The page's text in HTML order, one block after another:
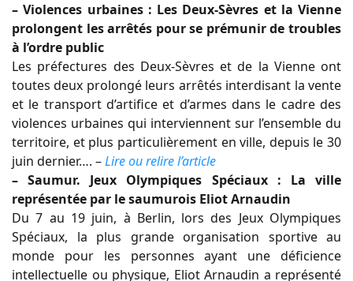
– Violences urbaines : Les Deux-Sèvres et la Vienne
prolongent les arrêtés pour se prémunir de troubles
à l’ordre public
Les préfectures des Deux-Sèvres et de la Vienne ont
toutes deux prolongé leurs arrêtés interdisant la vente
et le transport d’artifice et d’armes dans le cadre des
violences urbaines qui interviennent sur l’ensemble du
territoire, et plus particulièrement en ville, depuis le 30
juin dernier…. –Lire ou relire l’article
– Saumur. Jeux Olympiques Spéciaux : La ville
représentée par le saumurois Eliot Arnaudin
Du 7 au 19 juin, à Berlin, lors des Jeux Olympiques
Spéciaux, la plus grande organisation sportive au
monde pour les personnes ayant une déficience
intellectuelle ou physique, Eliot Arnaudin a représenté